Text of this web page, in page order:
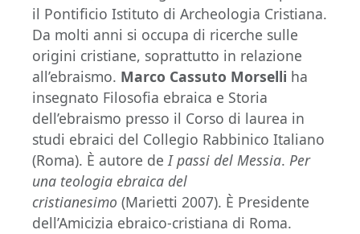
il Pontificio Istituto di Archeologia Cristiana.
Da molti anni si occupa di ricerche sulle
origini cristiane, soprattutto in relazione
all’ebraismo. Marco Cassuto Morselli ha
insegnato Filosofia ebraica e Storia
dell’ebraismo presso il Corso di laurea in
studi ebraici del Collegio Rabbinico Italiano
(Roma). È autore deI passi del Messia. Per
una teologia ebraica del
cristianesimo (Marietti 2007). È Presidente
dell’Amicizia ebraico-cristiana di Roma.